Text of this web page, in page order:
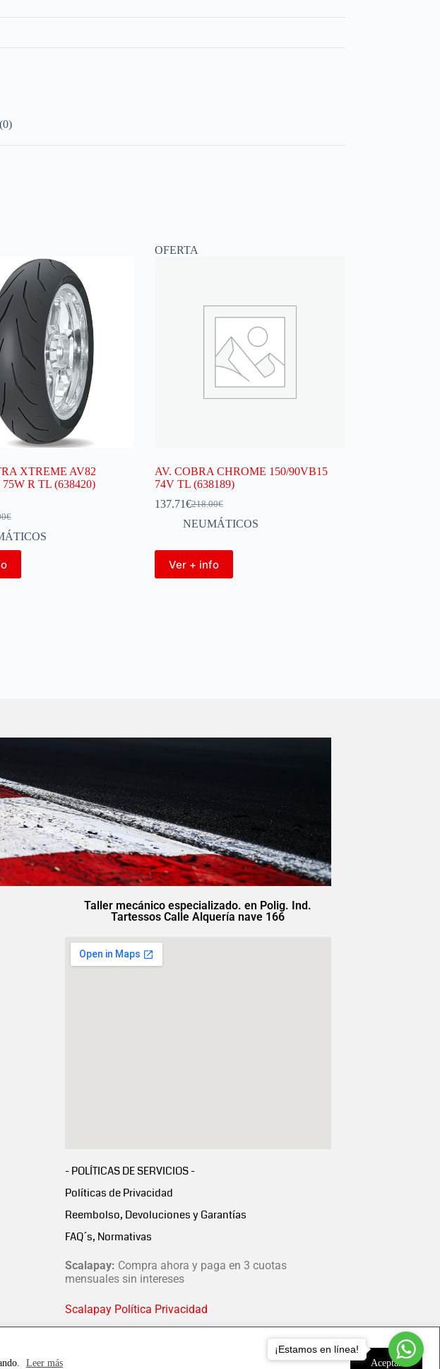
Leer más Aceptar
XTREME AV82
75W R TL (638420)
€
OFERTA
AV. COBRA CHROME 150/90VB15
74V TL (638189)
218.00€
137.71€
NEUMÁTICOS
Ver + info
Taller mecánico especializado. en Polig. Ind.
Tartessos Calle Alquería nave 166
- POLÍTICAS DE SERVICIOS -
Políticas de Privacidad
Reembolso, Devoluciones y Garantías
FAQ´s, Normativas
Scalapay: Compra ahora y paga en 3 cuotas
mensuales sin intereses
Scalapay Política Privacidad
¡Estamos en línea!